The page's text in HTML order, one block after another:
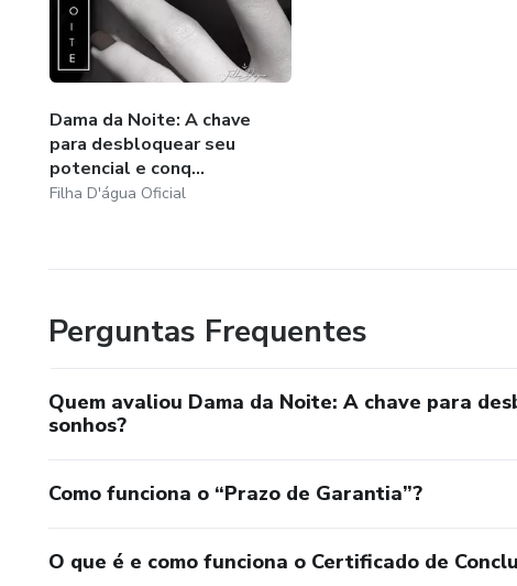
Dama da Noite: A chave
para desbloquear seu
potencial e conq...
Filha D'água Oficial
Perguntas Frequentes
Quem avaliou Dama da Noite: A chave para
sonhos?
Como funciona o “Prazo de Garantia”?
O que é e como funciona o Certificado de